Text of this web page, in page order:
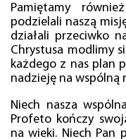
Pamiętamy
podzielali naszą
działali przeciwko
Chrystusa modlimy
każdego z nas plan
nadzieję na wspólną
Niech nasza
Profeto kończy
na wieki. Niech Pan